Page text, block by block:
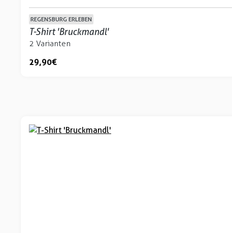
REGENSBURG ERLEBEN
T-Shirt 'Bruckmandl'
2 Varianten
29,90 €